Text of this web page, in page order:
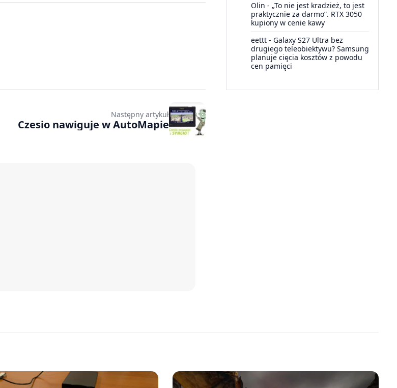
Olin - „To nie jest kradzież, to jest
praktycznie za darmo”. RTX 3050
kupiony w cenie kawy
eettt - Galaxy S27 Ultra bez
drugiego teleobiektywu? Samsung
planuje cięcia kosztów z powodu
cen pamięci
Następny artykuł
Czesio nawiguje w AutoMapie